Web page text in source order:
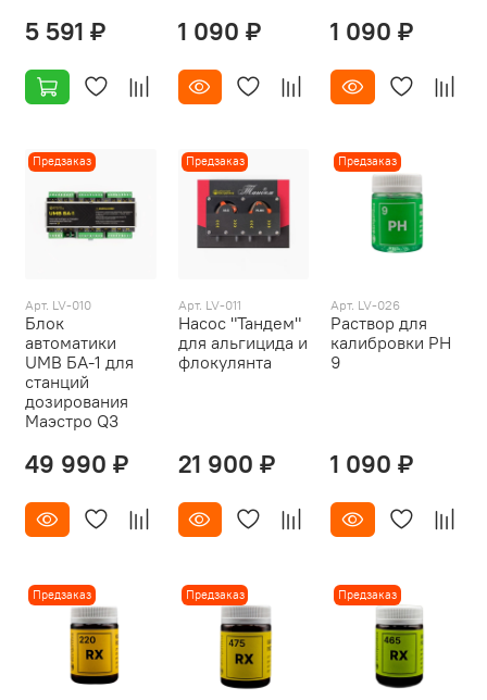
5 591 ₽ 1 090 ₽ 1 090 ₽
Предзаказ
Арт. LV-010
Блок
автоматики
UMB БА-1 для
станций
дозирования
Маэстро Q3
49 990 ₽
Предзаказ
Арт. LV-011
Насос "Тандем"
для альгицида и
флокулянта
21 900 ₽
Предзаказ
Арт. LV-026
Раствор для
калибровки РH
9
1 090 ₽
Предзаказ Предзаказ Предзаказ